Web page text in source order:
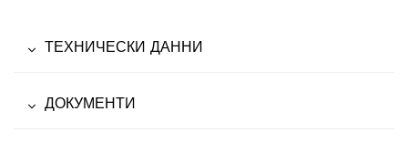
ТЕХНИЧЕСКИ ДАННИ
ДОКУМЕНТИ